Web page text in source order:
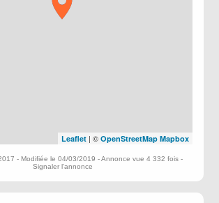
Leaflet| © OpenStreetMap Mapbox
- Modifiée le 04/03/2019 - Annonce vue 4 332 fois -
Signaler l'annonce